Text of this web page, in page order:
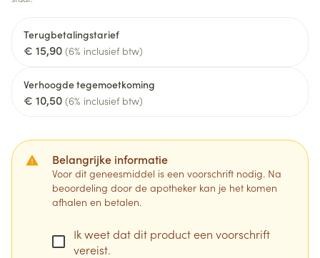
Terugbetalingstarief
€ 15,90 (6% inclusief btw)
Verhoogde tegemoetkoming
€ 10,50 (6% inclusief btw)
Belangrijke informatie
Voor dit geneesmiddel is een voorschrift nodig. Na
beoordeling door de apotheker kan je het komen
afhalen en betalen.
Ik weet dat dit product een voorschrift
vereist.